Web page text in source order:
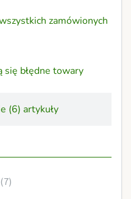
zamówionych
się błędne towary
(6) artykuły
7